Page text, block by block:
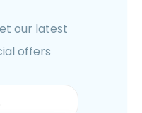
our latest
offers